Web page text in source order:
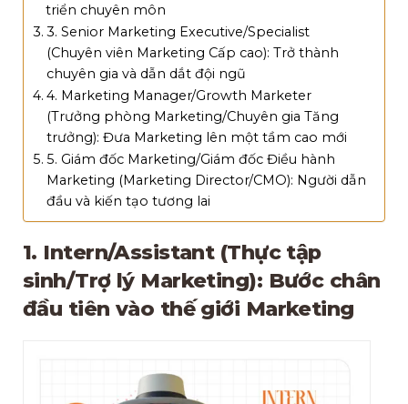
triển chuyên môn
3. Senior Marketing Executive/Specialist
(Chuyên viên Marketing Cấp cao): Trở thành
chuyên gia và dẫn dắt đội ngũ
4. Marketing Manager/Growth Marketer
(Trưởng phòng Marketing/Chuyên gia Tăng
trưởng): Đưa Marketing lên một tầm cao mới
5. Giám đốc Marketing/Giám đốc Điều hành
Marketing (Marketing Director/CMO): Người dẫn
đầu và kiến tạo tương lai
1. Intern/Assistant (Thực tập
sinh/Trợ lý Marketing): Bước chân
đầu tiên vào thế giới Marketing